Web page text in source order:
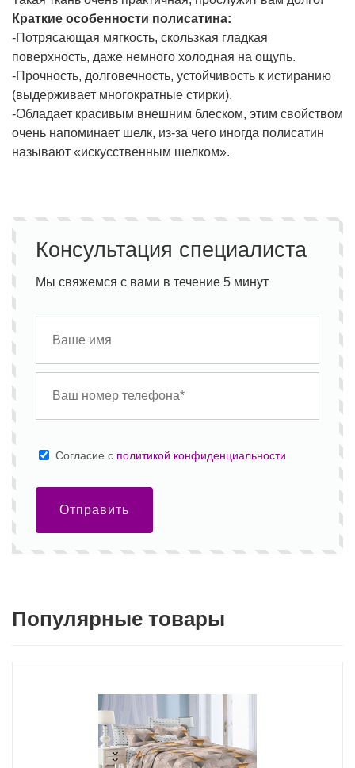
Краткие особенности полисатина:
-Потрясающая мягкость, скользкая гладкая
поверхность, даже немного холодная на ощупь.
-Прочность, долговечность, устойчивость к истиранию
(выдерживает многократные стирки).
-Обладает красивым внешним блеском, этим свойством
очень напоминает шелк, из-за чего иногда полисатин
называют «искусственным шелком».
Консультация специалиста
Мы свяжемся с вами в течение 5 минут
Cогласие с политикой конфиденциальности
Отправить
Популярные товары